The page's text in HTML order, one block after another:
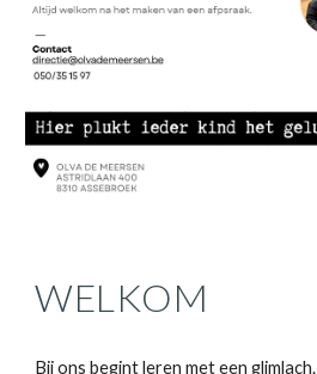
WELKOM
Bij ons begint leren met een glimlach.